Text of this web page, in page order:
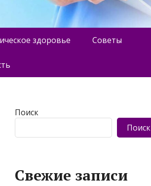
здоровье Советы
Поиск
Поиск
Свежие записи